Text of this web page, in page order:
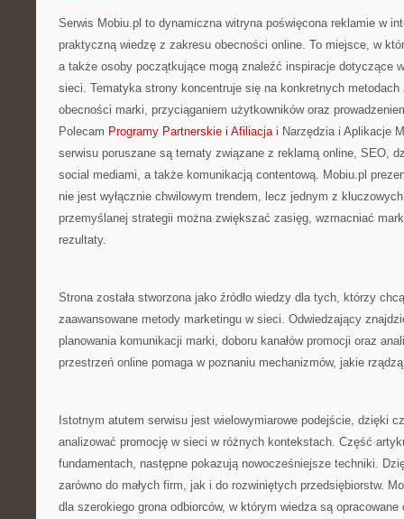
Serwis Mobiu.pl to dynamiczna witryna poświęcona reklamie w
praktyczną wiedzę z zakresu obecności online. To miejsce, w
a także osoby początkujące mogą znaleźć inspiracje dotyczące
sieci. Tematyka strony koncentruje się na konkretnych
obecności marki, przyciąganiem użytkowników oraz
Polecam Programy Partnerskie i Afiliacjai Narzędzia i Aplikacje
serwisu poruszane są tematy związane z reklamą online, SEO,
social mediami, a także komunikacją contentową. Mobiu.pl
nie jest wyłącznie chwilowym trendem, lecz jednym z
przemyślanej strategii można zwiększać zasięg, wzmacniać
rezultaty.
Strona została stworzona jako źródło wiedzy dla tych, którzy
zaawansowane metody marketingu w sieci. Odwiedzający
planowania komunikacji marki, doboru kanałów promocji oraz
przestrzeń online pomaga w poznaniu mechanizmów, jakie
Istotnym atutem serwisu jest wielowymiarowe podejście, dzięki
analizować promocję w sieci w różnych kontekstach. Część
fundamentach, następne pokazują nowocześniejsze techniki.
zarówno do małych firm, jak i do rozwiniętych przedsiębiorstw.
dla szerokiego grona odbiorców, w którym wiedza są opracowane